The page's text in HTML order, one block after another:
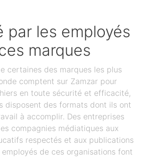
par les employés
marques
certaines des marques les plus
comptent sur Zamzar pour
en toute sécurité et efficacité,
disposent des formats dont ils ont
à accomplir. Des entreprises
compagnies médiatiques aux
respectés et aux publications
de ces organisations font